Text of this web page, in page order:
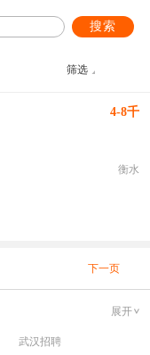
搜索
筛选
4-8千
衡水
下一页
展开
武汉招聘